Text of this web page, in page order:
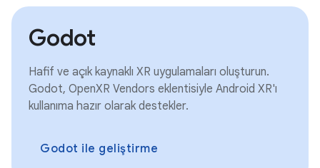
Godot
Hafif ve açık kaynaklı XR uygulamaları oluşturun.
Godot, OpenXR Vendors eklentisiyle Android XR'ı
kullanıma hazır olarak destekler.
Godot ile geliştirme